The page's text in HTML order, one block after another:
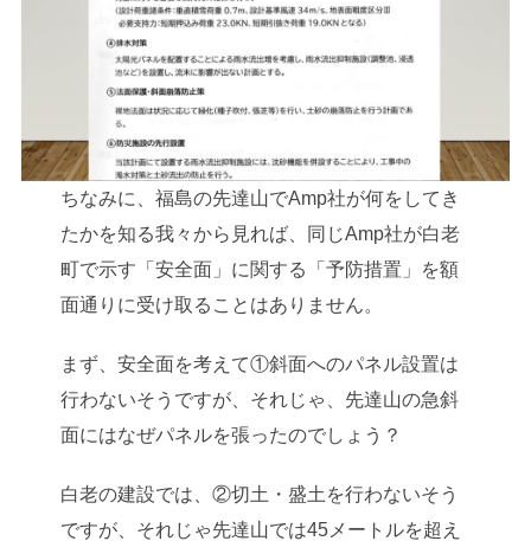
ちなみに、福島の先達山でAmp社が何をしてき
たかを知る我々から見れば、同じAmp社が白老
町で示す「安全面」に関する「予防措置」を額
面通りに受け取ることはありません。
まず、安全面を考えて①斜面へのパネル設置は
行わないそうですが、それじゃ、先達山の急斜
面にはなぜパネルを張ったのでしょう？
白老の建設では、②切土・盛土を行わないそう
ですが、それじゃ先達山では45メートルを超え